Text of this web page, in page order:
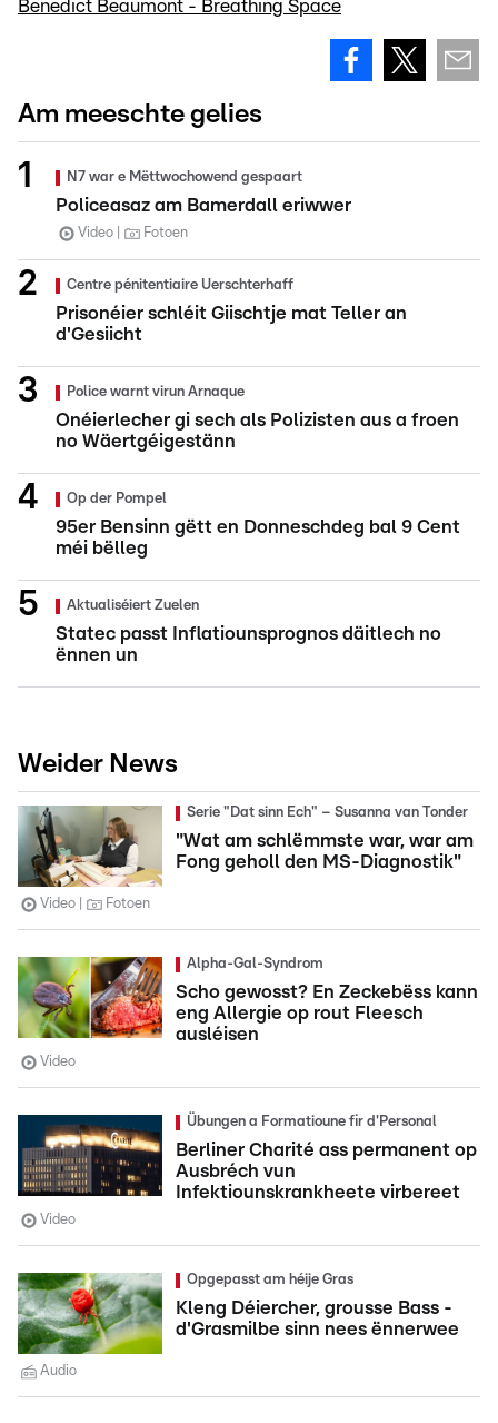
Benedict Beaumont - Breathing Space
Am meeschte gelies
N7 war e Mëttwochowend gespaart
Policeasaz am Bamerdall eriwwer
Video Fotoen
Centre pénitentiaire Uerschterhaff
Prisonéier schléit Giischtje mat Teller an
d'Gesiicht
Police warnt virun Arnaque
Onéierlecher gi sech als Polizisten aus a froen
no Wäertgéigestänn
Op der Pompel
95er Bensinn gëtt en Donneschdeg bal 9 Cent
méi bëlleg
Aktualiséiert Zuelen
Statec passt Inflatiounsprognos däitlech no
ënnen un
Weider News
Serie "Dat sinn Ech" – Susanna van Tonder
"Wat am schlëmmste war, war am
Fong geholl den MS-Diagnostik"
Video Fotoen
Alpha-Gal-Syndrom
Scho gewosst? En Zeckebëss kann
eng Allergie op rout Fleesch
ausléisen
Video
Übungen a Formatioune fir d'Personal
Berliner Charité ass permanent op
Ausbréch vun
Infektiounskrankheete virbereet
Video
Opgepasst am héije Gras
Kleng Déiercher, grousse Bass -
d'Grasmilbe sinn nees ënnerwee
Audio